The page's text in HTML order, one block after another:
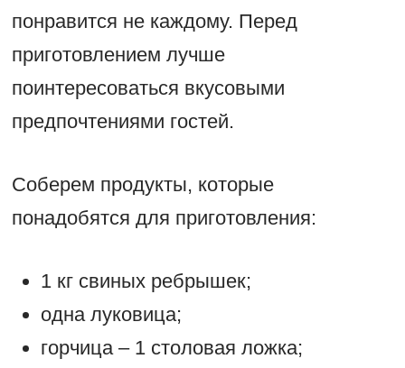
понравится не каждому. Перед
приготовлением лучше
поинтересоваться вкусовыми
предпочтениями гостей.
Соберем продукты, которые
понадобятся для приготовления:
1 кг свиных ребрышек;
одна луковица;
горчица – 1 столовая ложка;